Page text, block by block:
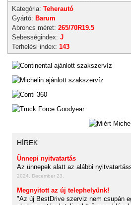
Kategória: Teherautó
Gyártó: Barum
Abroncs méret: 265/70R19.5
Sebességindex: J
Terhelési index: 143
HÍREK
Ünnepi nyitvatartás
Az ünnepek alatt az alábbi
2024. December 23.
Megnyitott az új telephelyünk!
"Az új BestDrive szerviz nem csupán